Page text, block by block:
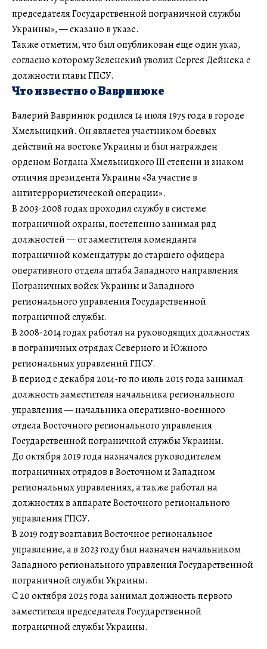
председателя Государственной пограничной службы
Украины», — сказано в указе.
Также отметим, что был опубликован еще один указ,
согласно которому Зеленский уволил Сергея Дейнека с
должности главы ГПСУ.
Что известно о Вавринюке
Валерий Вавринюк родился 14 июля 1975 года в городе
Хмельницкий. Он является участником боевых
действий на востоке Украины и был награжден
орденом Богдана Хмельницкого III степени и знаком
отличия президента Украины «За участие в
антитеррористической операции».
В 2003-2008 годах проходил службу в системе
пограничной охраны, постепенно занимая ряд
должностей — от заместителя коменданта
пограничной комендатуры до старшего офицера
оперативного отдела штаба Западного направления
Пограничных войск Украины и Западного
регионального управления Государственной
пограничной службы.
В 2008-2014 годах работал на руководящих должностях
в пограничных отрядах Северного и Южного
региональных управлений ГПСУ.
В период с декабря 2014-го по июль 2015 года занимал
должность заместителя начальника регионального
управления — начальника оперативно-военного
отдела Восточного регионального управления
Государственной пограничной службы Украины.
До октября 2019 года назначался руководителем
пограничных отрядов в Восточном и Западном
региональных управлениях, а также работал на
должностях в аппарате Восточного регионального
управления ГПСУ.
В 2019 году возглавил Восточное региональное
управление, а в 2023 году был назначен начальником
Западного регионального управления Государственной
пограничной службы Украины.
С 20 октября 2025 года занимал должность первого
заместителя председателя Государственной
пограничной службы Украины.